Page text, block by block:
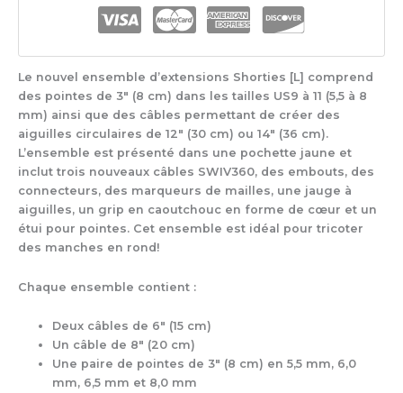
Set
Le nouvel ensemble d’extensions Shorties [L] comprend
des pointes de 3″ (8 cm) dans les tailles US9 à 11 (5,5 à 8
mm) ainsi que des câbles permettant de créer des
aiguilles circulaires de 12″ (30 cm) ou 14″ (36 cm).
L’ensemble est présenté dans une pochette jaune et
inclut trois nouveaux câbles SWIV360, des embouts, des
connecteurs, des marqueurs de mailles, une jauge à
aiguilles, un grip en caoutchouc en forme de cœur et un
étui pour pointes. Cet ensemble est idéal pour tricoter
des manches en rond!
Chaque ensemble contient :
Deux câbles de 6″ (15 cm)
Un câble de 8″ (20 cm)
Une paire de pointes de 3″ (8 cm) en 5,5 mm, 6,0
mm, 6,5 mm et 8,0 mm